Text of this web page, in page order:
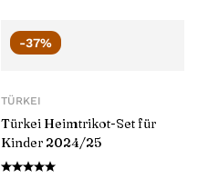
-37%
TÜRKEI
Türkei Heimtrikot-Set für
Kinder 2024/25